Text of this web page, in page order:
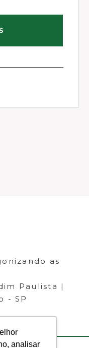
analisar
as
Paulista |
- SP